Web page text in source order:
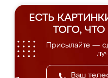
ЕСТЬ
ТОГО,
Присылайте —